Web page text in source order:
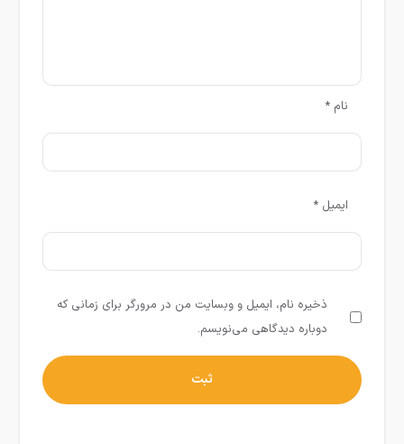
نام*
ایمیل*
ذخیره نام، ایمیل و وبسایت من در مرورگر برای زمانی که
دوباره دیدگاهی می‌نویسم.